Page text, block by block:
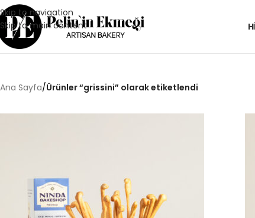
Skip to navigation
Skip to main content
Ana Sayfa/Ürünler “grissini” olarak etiketlendi